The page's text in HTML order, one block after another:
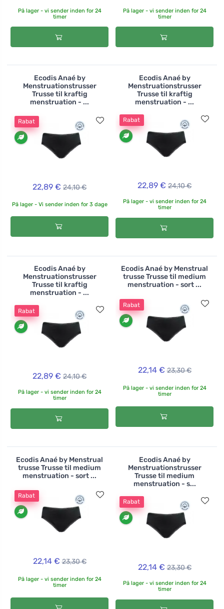
På lager - vi sender inden for 24
timer
På lager - vi sender inden for 24
timer
Ecodis Anaé by
Menstruationstrusser
Trusse til kraftig
menstruation - ...
Rabat
22,89 € 24,10 €
På lager - Vi sender inden for 3 dage
Ecodis Anaé by
Menstruationstrusser
Trusse til kraftig
menstruation - ...
Rabat
22,89 € 24,10 €
På lager - vi sender inden for 24
timer
Ecodis Anaé by
Menstruationstrusser
Trusse til kraftig
menstruation - ...
Rabat
22,89 € 24,10 €
På lager - vi sender inden for 24
timer
Ecodis Anaé by Menstrual
trusse Trusse til medium
menstruation - sort ...
Rabat
22,14 € 23,30 €
På lager - vi sender inden for 24
timer
Ecodis Anaé by Menstrual
trusse Trusse til medium
menstruation - sort ...
Rabat
22,14 € 23,30 €
På lager - vi sender inden for 24
timer
Ecodis Anaé by
Menstruationstrusser
Trusse til medium
menstruation - s...
Rabat
22,14 € 23,30 €
På lager - vi sender inden for 24
timer